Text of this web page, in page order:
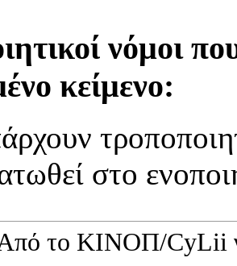
νόμοι
κείμενο:
στο
το ΚΙΝOΠ/CyLii